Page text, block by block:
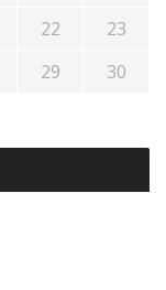
22
23
29
30